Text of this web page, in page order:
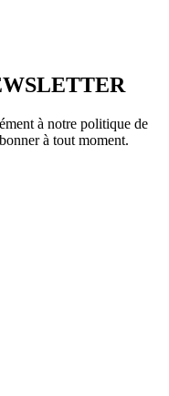
à notre politique de
à tout moment.